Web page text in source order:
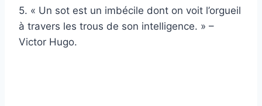
5. « Un sot est un imbécile dont on voit l’orgueil
à travers les trous de son intelligence. » –
Victor Hugo.